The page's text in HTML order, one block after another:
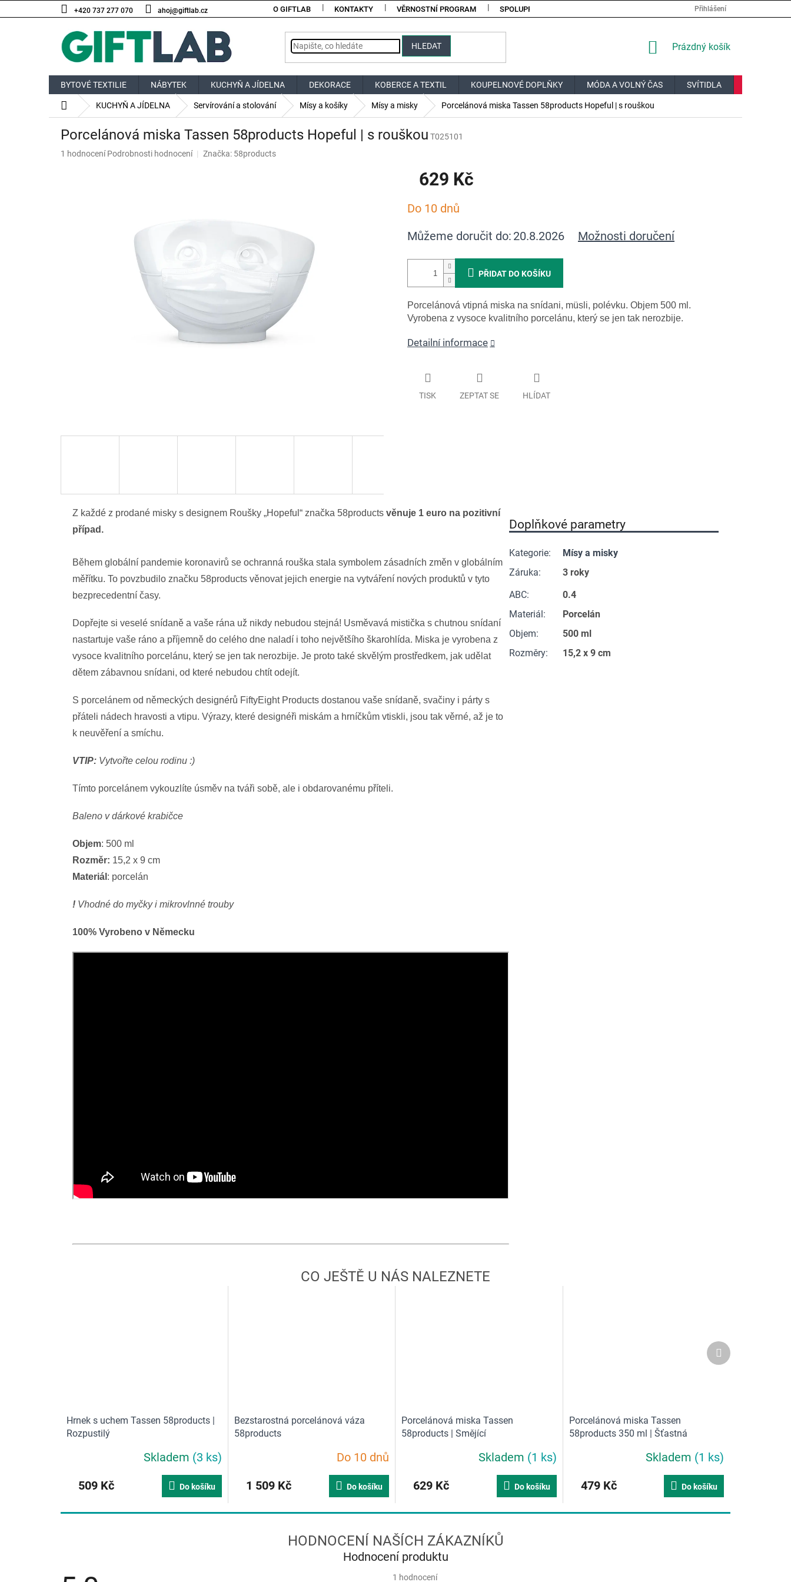
na
+420 737 277 070 ahoj@giftlab.cz O GIFTLAB KONTAKTY VĚRNOSTNÍ PROGRAM SPOLUPRÁCE JAK NAKUPOVAT?Přihlášení
HLEDAT
NÁKUPNÍ
Prázdný košík
BYTOVÉ TEXTILIE NÁBYTEK KUCHYŇ A JÍDELNA DEKORACE KOBERCE A TEXTIL KOUPELNOVÉ DOPLŇKY MÓDA A VOLNÝ ČAS SVÍTIDLA
Domů KUCHYŇ A JÍDELNA Servírování a stolování Mísy a košíky Mísy a misky Porcelánová miska Tassen 58products Hopeful | s rouškou
Porcelánová miska Tassen 58products Hopeful | s rouškou T025101
Průměrné
1 hodnocení Podrobnosti hodnocení Značka: 58products
629 Kč
cena:
Do 10 dnů
Můžeme doručit do: 20.8.2026 Možnosti doručení
PŘIDAT DO KOŠÍKU
Porcelánová vtipná miska na snídani, müsli, polévku. Objem 500 ml.
Vyrobena z vysoce kvalitního porcelánu, který se jen tak nerozbije.
Detailní informace
TISK ZEPTAT SE HLÍDAT
Z každé z prodané misky s designem Roušky „Hopeful“ značka 58products věnuje 1 euro na pozitivní
případ.
Během globální pandemie koronavirů se ochranná rouška stala symbolem zásadních změn v globálním
měřítku. To povzbudilo značku 58products věnovat jejich energie na vytváření nových produktů v tyto
bezprecedentní časy.
Dopřejte si veselé snídaně a vaše rána už nikdy nebudou stejná! Usměvavá mistička s chutnou snídaní
nastartuje vaše ráno a příjemně do celého dne naladí i toho největšího škarohlída. Miska je vyrobena z
vysoce kvalitního porcelánu, který se jen tak nerozbije. Je proto také skvělým prostředkem, jak udělat
dětem zábavnou snídani, od které nebudou chtít odejít.
S porcelánem od německých designérů FiftyEight Products dostanou vaše snídaně, svačiny i párty s
přáteli nádech hravosti a vtipu. Výrazy, které designéři miskám a hrníčkům vtiskli, jsou tak věrné, až je to
k neuvěření a smíchu.
VTIP: Vytvořte celou rodinu :)
Tímto porcelánem vykouzlíte úsměv na tváři sobě, ale i obdarovanému příteli.
Baleno v dárkové krabičce
Objem: 500 ml
Rozměr: 15,2 x 9 cm
Materiál : porcelán
! Vhodné do myčky i mikrovlnné trouby
100% Vyrobeno v Německu
Doplňkové parametry
Kategorie:
Mísy a misky
Záruka:
3 roky
ABC:
0.4
Materiál :
Porcelán
Objem:
500 ml
Rozměry: 15,2 x 9 cm
Hrnek s uchem Tassen 58products |
Rozpustilý
produktu
z
Skladem (3 ks)
509 Kč
Do košíku
Bezstarostná porcelánová váza
58products
produktu
z
Do 10 dnů
1 509 Kč
Do košíku
Porcelánová miska Tassen
58products | Smějící
produktu
z
hvězdiček.
Skladem (1 ks)
629 Kč
Do košíku
Porcelánová miska Tassen
58products 350 ml | Šťastná
Skladem (1 ks)
479 Kč
Do košíku
Další
produkt
Hodnocení produktu
Průměrné
1 hodnocení